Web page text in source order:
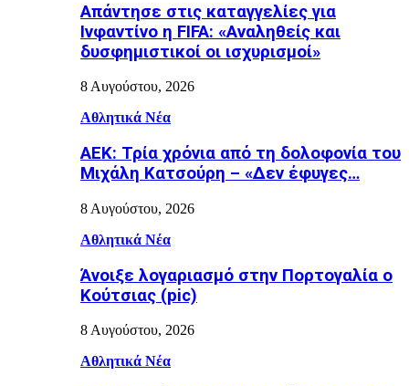
Απάντησε στις καταγγελίες για
Ινφαντίνο η FIFA: «Αναληθείς και
δυσφημιστικοί οι ισχυρισμοί»
8 Αυγούστου, 2026
Αθλητικά Νέα
ΑΕΚ: Τρία χρόνια από τη δολοφονία του
Μιχάλη Κατσούρη – «Δεν έφυγες…
8 Αυγούστου, 2026
Αθλητικά Νέα
Άνοιξε λογαριασμό στην Πορτογαλία ο
Κούτσιας (pic)
8 Αυγούστου, 2026
Αθλητικά Νέα